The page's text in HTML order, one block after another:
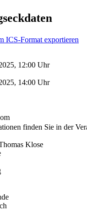
ICS-Format exportieren
12:00 Uhr
14:00 Uhr
finden Sie in der
Klose